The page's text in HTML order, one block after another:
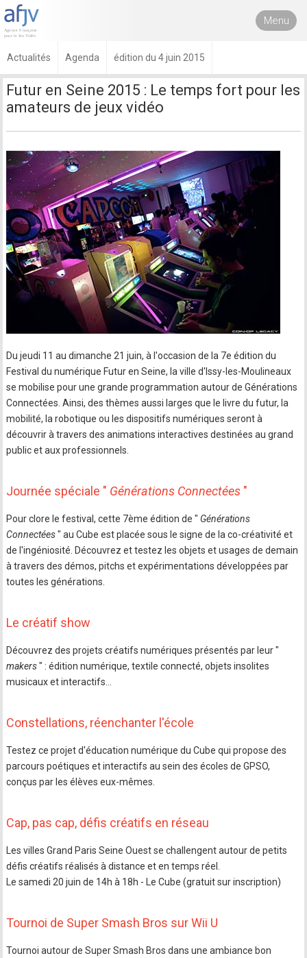
Menu
Actualités Agenda édition du 4 juin 2015
Futur en Seine 2015 : Le temps fort pour les
amateurs de jeux vidéo
Du jeudi 11 au dimanche 21 juin, à l'occasion de la 7e édition du
Festival du numérique Futur en Seine, la ville d'Issy-les-Moulineaux
se mobilise pour une grande programmation autour de Générations
Connectées. Ainsi, des thèmes aussi larges que le livre du futur, la
mobilité, la robotique ou les dispositifs numériques seront à
découvrir à travers des animations interactives destinées au grand
public et aux professionnels.
Journée spéciale " Générations Connectées "
Pour clore le festival, cette 7ème édition de " Générations
Connectées" au Cube est placée sous le signe de la co-créativité et
de l'ingéniosité. Découvrez et testez les objets et usages de demain
à travers des démos, pitchs et expérimentations développées par
toutes les générations.
Le créatif show
Découvrez des projets créatifs numériques présentés par leur "
makers" : édition numérique, textile connecté, objets insolites
musicaux et interactifs...
Constellations, réenchanter l'école
Testez ce projet d'éducation numérique du Cube qui propose des
parcours poétiques et interactifs au sein des écoles de GPSO,
conçus par les élèves eux-mêmes.
Cap, pas cap, défis créatifs en réseau
Les villes Grand Paris Seine Ouest se challengent autour de petits
défis créatifs réalisés à distance et en temps réel.
Le samedi 20 juin de 14h à 18h - Le Cube (gratuit sur inscription)
Tournoi de Super Smash Bros sur Wii U
Tournoi autour de Super Smash Bros dans une ambiance bon